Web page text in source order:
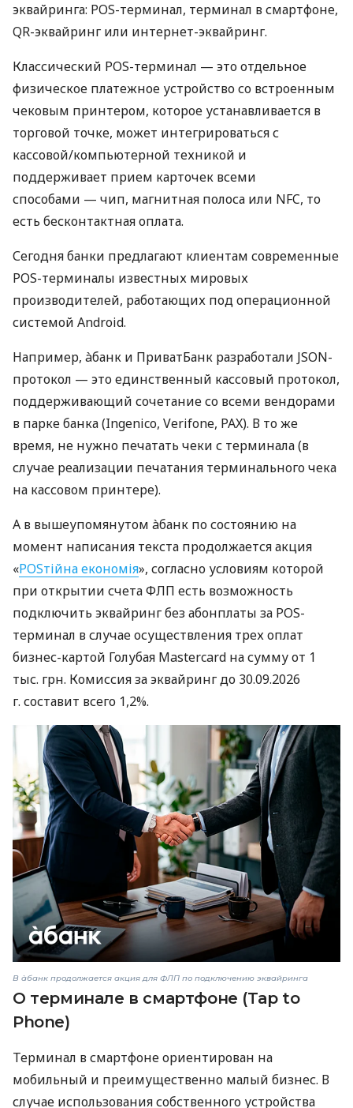
эквайринга: POS-терминал, терминал в смартфоне,
QR-эквайринг или интернет-эквайринг.
Классический POS-терминал — это отдельное
физическое платежное устройство со встроенным
чековым принтером, которое устанавливается в
торговой точке, может интегрироваться с
кассовой/компьютерной техникой и
поддерживает прием карточек всеми
способами — чип, магнитная полоса или NFC, то
есть бесконтактная оплата.
Сегодня банки предлагают клиентам современные
POS-терминалы известных мировых
производителей, работающих под операционной
системой Android.
Например, àбанк и ПриватБанк разработали JSON-
протокол — это единственный кассовый протокол,
поддерживающий сочетание со всеми вендорами
в парке банка (Ingenico, Verifone, PAX). В то же
время, не нужно печатать чеки с терминала (в
случае реализации печатания терминального чека
на кассовом принтере).
А в вышеупомянутом àбанк по состоянию на
момент написания текста продолжается акция
«POSтійна економія», согласно условиям которой
при открытии счета ФЛП есть возможность
подключить эквайринг без абонплаты за POS-
терминал в случае осуществления трех оплат
бизнес-картой Голубая Mastercard на сумму от 1
тыс. грн. Комиссия за эквайринг до 30.09.2026
г. составит всего 1,2%.
В àбанк продолжается акция для ФЛП по подключению эквайринга
О терминале в смартфоне (Tap to
Phone)
Терминал в смартфоне ориентирован на
мобильный и преимущественно малый бизнес. В
случае использования собственного устройства